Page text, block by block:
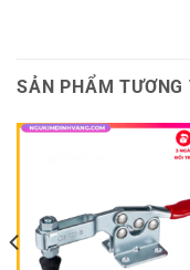
SẢN PHẨM TƯƠNG